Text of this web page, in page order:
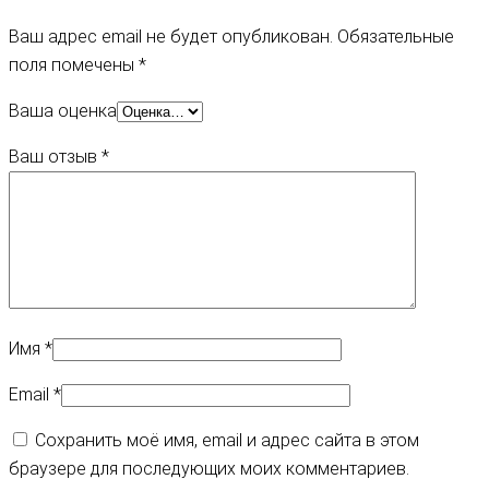
Ваш адрес email не будет опубликован. Обязательные
поля помечены *
Ваша оценка
Ваш отзыв *
Имя *
Email *
Сохранить моё имя, email и адрес сайта в этом
браузере для последующих моих комментариев.